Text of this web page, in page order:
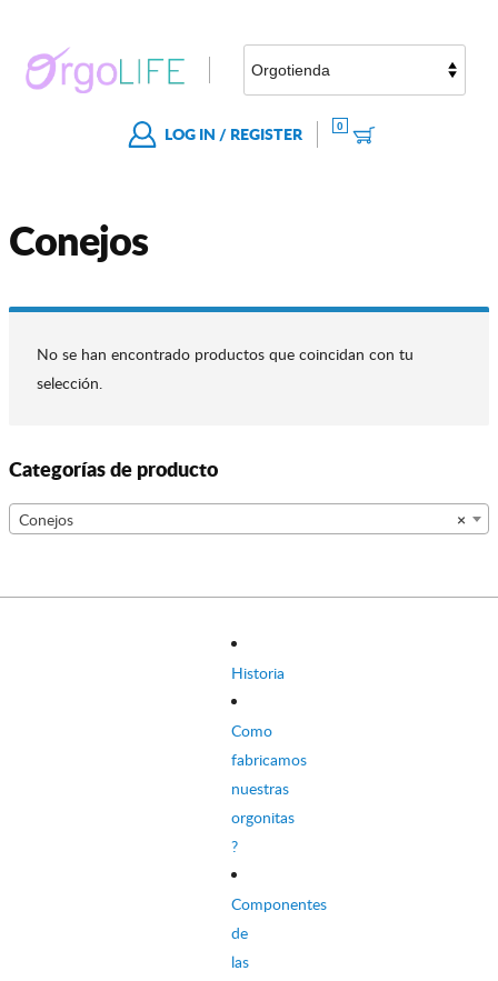
LOG IN / REGISTER 0
Conejos
No se han encontrado productos que coincidan con tu
selección.
Categorías de producto
×
Conejos
Historia
Como
fabricamos
nuestras
orgonitas
?
Componentes
de
las